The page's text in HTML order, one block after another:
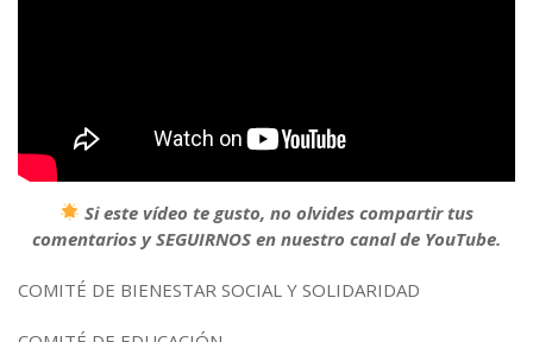
Si este vídeo te gusto, no olvides compartir tus
comentarios y SEGUIRNOS en nuestro canal de YouTube.
COMITÉ DE BIENESTAR SOCIAL Y SOLIDARIDAD